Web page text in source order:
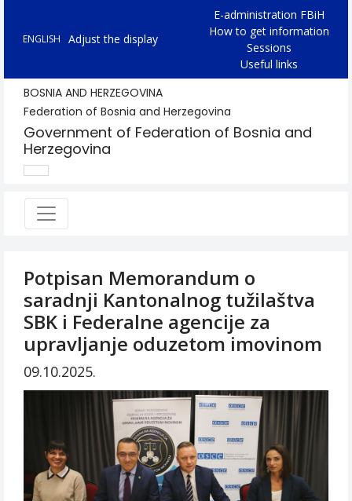
ENGLISH Adjust the display
E-administration FBiH
How to get information
Sessions
Useful links
BOSNIA AND HERZEGOVINA
Federation of Bosnia and Herzegovina
Government of Federation of Bosnia and
Herzegovina
Potpisan Memorandum o
saradnji Kantonalnog tužilaštva
SBK i Federalne agencije za
upravljanje oduzetom imovinom
09.10.2025.